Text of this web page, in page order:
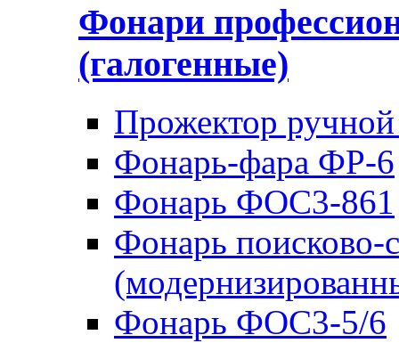
Фонари
(галогенные)
Прожектор
Фонарь-фара ФР-6
Фонарь ФОС3-861
Фонарь
Фонарь ФОС3-5/6